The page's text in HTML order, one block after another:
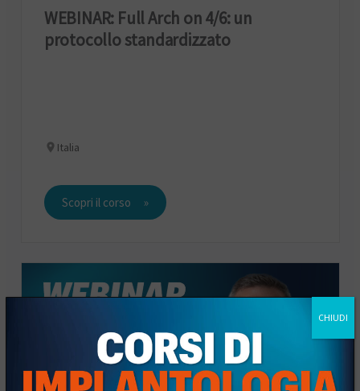
WEBINAR: Full Arch on 4/6: un
protocollo standardizzato
Italia
Scopri il corso
CHIUDI